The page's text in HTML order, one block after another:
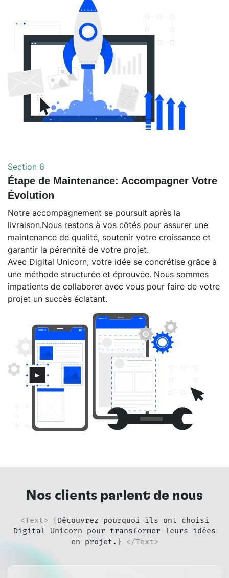
Section 6
Étape de Maintenance: Accompagner Votre
Évolution
Notre accompagnement se poursuit après la
livraison.Nous restons à vos côtés pour assurer une
maintenance de qualité, soutenir votre croissance et
garantir la pérennité de votre projet.
Avec Digital Unicorn, votre idée se concrétise grâce à
une méthode structurée et éprouvée. Nous sommes
impatients de collaborer avec vous pour faire de votre
projet un succès éclatant.
Nos clients parlent de nous
<Text> {Découvrez pourquoi ils ont choisi
Digital Unicorn pour transformer leurs idées
en projet. } </Text>